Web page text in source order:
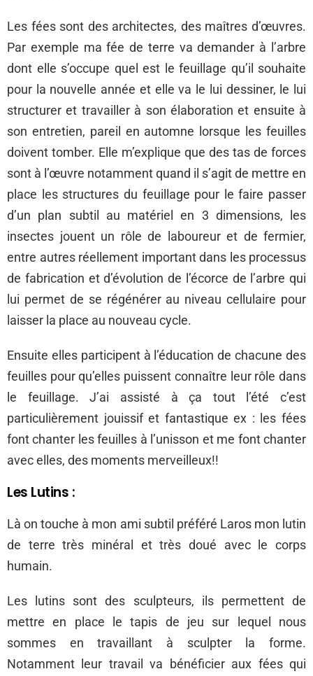
Les fées sont des architectes, des maîtres d’œuvres.
Par exemple ma fée de terre va demander à l’arbre
dont elle s’occupe quel est le feuillage qu’il souhaite
pour la nouvelle année et elle va le lui dessiner, le lui
structurer et travailler à son élaboration et ensuite à
son entretien, pareil en automne lorsque les feuilles
doivent tomber. Elle m’explique que des tas de forces
sont à l’œuvre notamment quand il s’agit de mettre en
place les structures du feuillage pour le faire passer
d’un plan subtil au matériel en 3 dimensions, les
insectes jouent un rôle de laboureur et de fermier,
entre autres réellement important dans les processus
de fabrication et d’évolution de l’écorce de l’arbre qui
lui permet de se régénérer au niveau cellulaire pour
laisser la place au nouveau cycle.
Ensuite elles participent à l’éducation de chacune des
feuilles pour qu’elles puissent connaître leur rôle dans
le feuillage. J’ai assisté à ça tout l’été c’est
particulièrement jouissif et fantastique ex : les fées
font chanter les feuilles à l’unisson et me font chanter
avec elles, des moments merveilleux!!
Les Lutins :
Là on touche à mon ami subtil préféré Laros mon lutin
de terre très minéral et très doué avec le corps
humain.
Les lutins sont des sculpteurs, ils permettent de
mettre en place le tapis de jeu sur lequel nous
sommes en travaillant à sculpter la forme.
Notamment leur travail va bénéficier aux fées qui